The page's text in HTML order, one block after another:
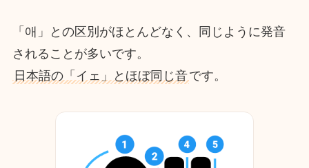
「애」との区別がほとんどなく、同じように発音
されることが多いです。
日本語の「イェ」とほぼ同じ音です。